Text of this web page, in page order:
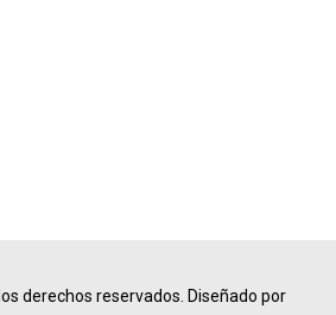
derechos reservados. Diseñado por